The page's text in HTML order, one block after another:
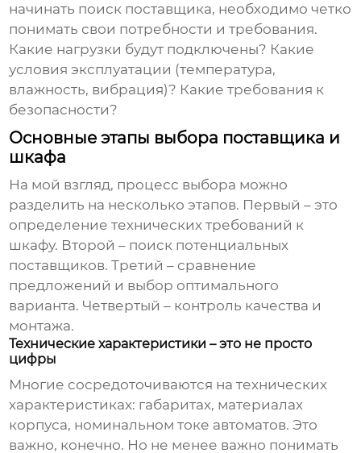
начинать поиск поставщика, необходимо четко
понимать свои потребности и требования.
Какие нагрузки будут подключены? Какие
условия эксплуатации (температура,
влажность, вибрация)? Какие требования к
безопасности?
Основные этапы выбора поставщика и
шкафа
На мой взгляд, процесс выбора можно
разделить на несколько этапов. Первый – это
определение технических требований к
шкафу. Второй – поиск потенциальных
поставщиков. Третий – сравнение
предложений и выбор оптимального
варианта. Четвертый – контроль качества и
монтажа.
Технические характеристики – это не просто
цифры
Многие сосредоточиваются на технических
характеристиках: габаритах, материалах
корпуса, номинальном токе автоматов. Это
важно, конечно. Но не менее важно понимать